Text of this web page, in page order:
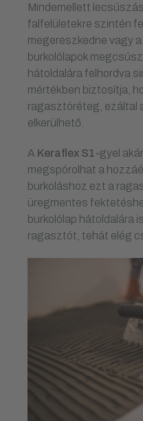
Mindemellett
falfelületekre szintén
megereszkedne vagy
burkolólapok
hátoldalára felhordva
mértékben biztosítja,
ragasztóréteg, ezáltal
elkerülhető.
A Keraflex S1-gyel
megspórolhat a
burkoláshoz ezt a
üregmentes
burkolólap hátoldalára
ragasztót, tehát elég